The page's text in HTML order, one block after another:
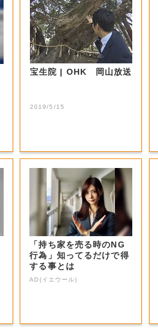
宝生院 | OHK 岡山放送
2019/5/15
「持ち家を売る時のNG
行為」知ってるだけで得
する事とは
AD(イエウール)